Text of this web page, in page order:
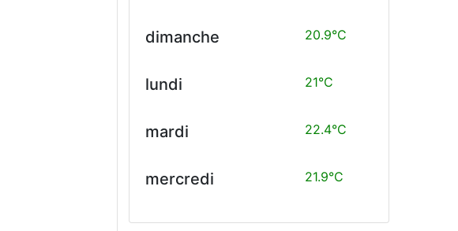
dimanche 20.9°C
lundi 21°C
mardi 22.4°C
mercredi 21.9°C